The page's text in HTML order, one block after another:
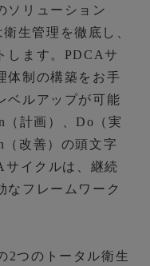
ソリューション
生管理を徹底し、
します。PDCAサ
体制の構築をお手
ベルアップが可能
（計画）、Do（実
改善）の頭文字
サイクルは、継続
なフレームワーク
2つのトータル衛生